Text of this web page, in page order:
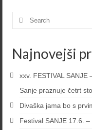
Search
Najnovejši
xxv. FESTIVAL
Sanje praznuje četrt
Divaška jama bo s
Festival SANJE 17.6.